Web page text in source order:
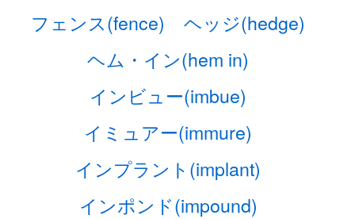
フェンス(fence)
ヘッジ(hedge)
ヘム・イン(hem in)
インビュー(imbue)
イミュアー(immure)
インプラント(implant)
インポンド(impound)